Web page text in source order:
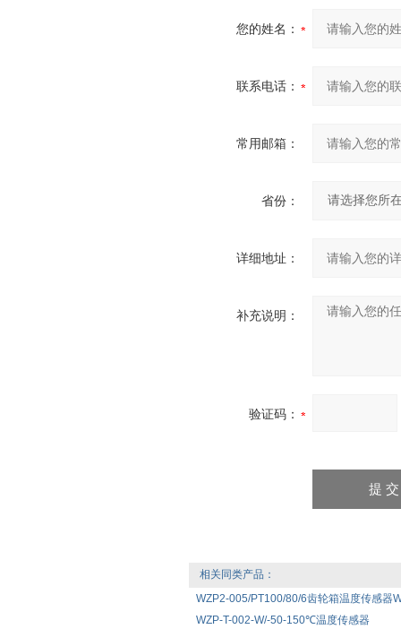
您的姓名：
联系电话：
常用邮箱：
省份：
详细地址：
补充说明：
验证码：
相关同类产品：
WZP2-005/PT100/80/6齿轮箱温度传感器
WZP-T-002-W/-50-150℃温度传感器